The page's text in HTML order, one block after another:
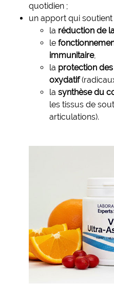
quotidien ;
un apport qui soutient
la réduction de
le
immunitaire,
la protection
oxydatif
la synthèse du
les tissus de
articulations).